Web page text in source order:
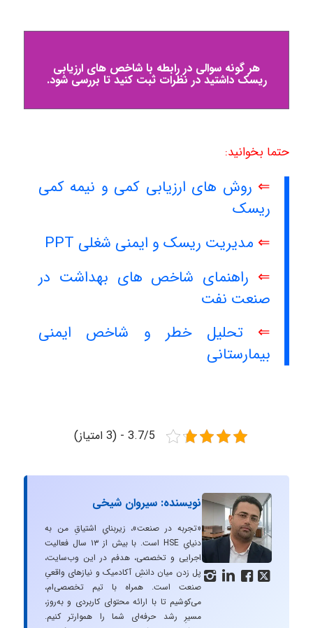
هر گونه سوالی در رابطه با شاخص های ارزیابی
ریسک داشتید در نظرات ثبت کنید تا بررسی شود.
حتما بخوانید:
⇐ روش های ارزیابی کمی و نیمه کمی
ریسک
⇐ مدیریت ریسک و ایمنی شغلی PPT
⇐ راهنمای شاخص های بهداشت در
صنعت نفت
⇐تحلیل خطر و شاخص ایمنی
بیمارستانی
3.7/5 - (3 امتیاز)
   
نویسنده: سیروان شیخی
«تجربه در صنعت»، زیربنایِ اشتیاقِ من به
دنیایِ HSE است. با بیش از ۱۳ سال فعالیت
اجرایی و تخصصی، هدفم در این وب‌سایت،
پل زدن میان دانشِ آکادمیک و نیازهای واقعیِ
صنعت است. همراه با تیم تخصصی‌ام،
می‌کوشیم تا با ارائه محتوای کاربردی و به‌روز،
مسیرِ رشد حرفه‌ای شما را هموارتر کنیم.